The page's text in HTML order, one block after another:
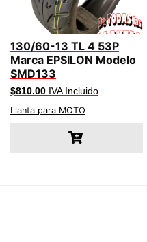
130/60-13 TL 4 53P
Marca EPSILON Modelo
SMD133
$810.00 IVA Incluido
Llanta para MOTO